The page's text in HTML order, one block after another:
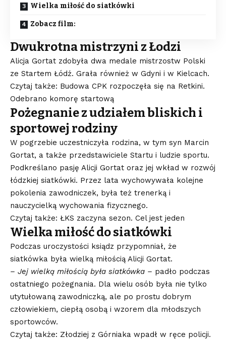
Wielka miłość do siatkówki
Zobacz film:
Dwukrotna mistrzyni z Łodzi
Alicja Gortat zdobyła dwa medale mistrzostw Polski
ze Startem Łódź. Grała również w Gdyni i w Kielcach.
Czytaj także: Budowa CPK rozpoczęła się na Retkini.
Odebrano komorę startową
Pożegnanie z udziałem bliskich i
sportowej rodziny
W pogrzebie uczestniczyła rodzina, w tym syn Marcin
Gortat, a także przedstawiciele Startu i ludzie sportu.
Podkreślano pasję Alicji Gortat oraz jej wkład w rozwój
łódzkiej siatkówki. Przez lata wychowywała kolejne
pokolenia zawodniczek, była też trenerką i
nauczycielką wychowania fizycznego.
Czytaj także: ŁKS zaczyna sezon. Cel jest jeden
Wielka miłość do siatkówki
Podczas uroczystości ksiądz przypomniał, że
siatkówka była wielką miłością Alicji Gortat.
– Jej wielką miłością była siatkówka – padło podczas
ostatniego pożegnania. Dla wielu osób była nie tylko
utytułowaną zawodniczką, ale po prostu dobrym
człowiekiem, ciepłą osobą i wzorem dla młodszych
sportowców.
Czytaj także: Złodziej z Górniaka wpadł w ręce policji.